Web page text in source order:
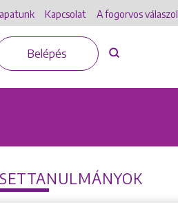
Kapcsolat A fogorvos válaszol
Belépés